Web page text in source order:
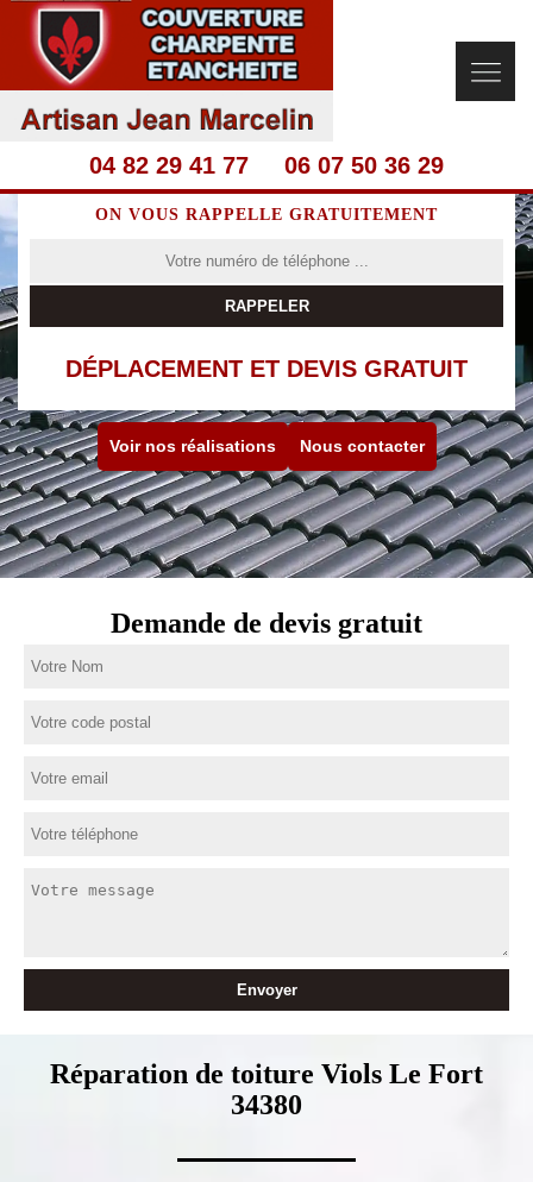
04 82 29 41 77 06 07 50 36 29
ON VOUS RAPPELLE GRATUITEMENT
DÉPLACEMENT ET DEVIS GRATUIT
Voir nos réalisations Nous contacter
Demande de devis gratuit
Réparation de toiture Viols Le Fort
34380